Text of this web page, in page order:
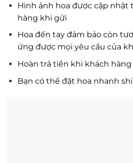
Hình ảnh hoa được cập nhật
hàng khi gửi
Hoa đến tay đảm bảo còn
ứng được mọi yêu cầu của
Hoàn trả tiền khi khách
Bạn có thể đặt hoa nhanh